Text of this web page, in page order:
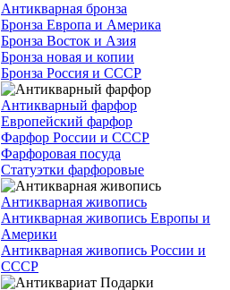
Антикварная бронза
Бронза Европа и Америка
Бронза Восток и Азия
Бронза новая и копии
Бронза Россия и СССР
Антикварный фарфор
Европейский фарфор
Фарфор России и СССР
Фарфоровая посуда
Статуэтки фарфоровые
Антикварная живопись
Антикварная живопись Европы и
Америки
Антикварная живопись России и
СССР